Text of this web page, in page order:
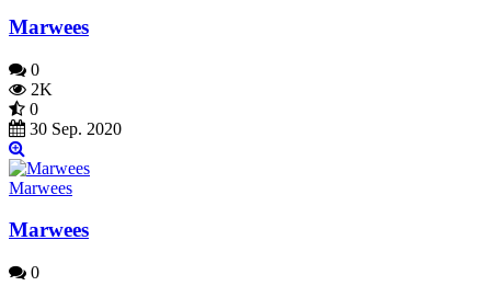
Marwees
0
2K
0
30 Sep. 2020
Marwees
Marwees
0